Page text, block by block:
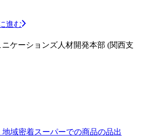
進む
ケーションズ人材開発本部 (関西支
地域密着スーパーでの商品の品出